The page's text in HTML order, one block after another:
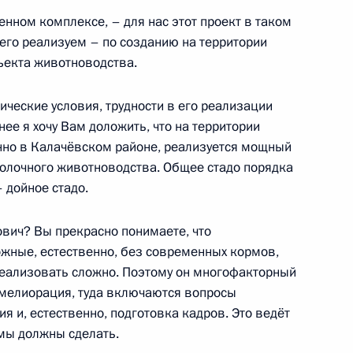
семей
федеральных
средства
услуг,
Правительства Маратом
комплексе, – для нас этот проект в таком
реализуем – по созданию на территории
животноводства.
условия, трудности в его реализации
я хочу Вам доложить, что на территории
в Калачёвском районе, реализуется мощный
животноводства. Общее стадо порядка
стадо.
Вы прекрасно понимаете, что
естественно, без современных кормов,
сложно. Поэтому он многофакторный
туда включаются вопросы
и, естественно, подготовка кадров. Это ведёт
должны сделать.